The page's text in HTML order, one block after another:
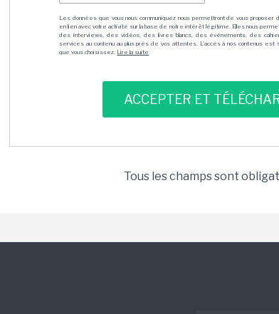
Les données que vous nous communiquez nous permettront de vous
en lien avec votre activité sur la base de notre intérêt légitime. Elles nous
des interviews, des vidéos, des livres blancs, des événements, des
services au contenu au plus près de vos attentes. L'accès à nos contenus est
que vous choisissez. Lire la suite
Tous les champs sont